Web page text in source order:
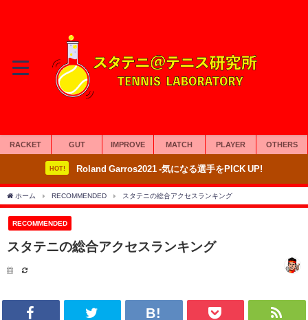
RACKET GUT IMPROVE MATCH PLAYER OTHERS
HOT! Roland Garros2021 -気になる選手をPICK UP!
ホーム RECOMMENDED スタテニの総合アクセスランキング
RECOMMENDED
スタテニの総合アクセスランキング